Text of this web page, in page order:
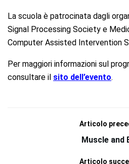
La scuola è patrocinata dagli
Signal Processing Society e
Computer Assisted Intervention
Per maggiori informazioni sul
consultare il sito dell’evento.
Articolo
Muscle and
Articolo